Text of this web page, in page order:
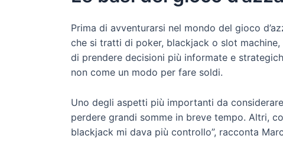
Prima di avventurarsi nel mondo del gioco
che si tratti di poker, blackjack o slot
di prendere decisioni più informate e
non come un modo per fare soldi.
Uno degli aspetti più importanti da
perdere grandi somme in breve tempo. Altri,
blackjack mi dava più controllo”, racconta